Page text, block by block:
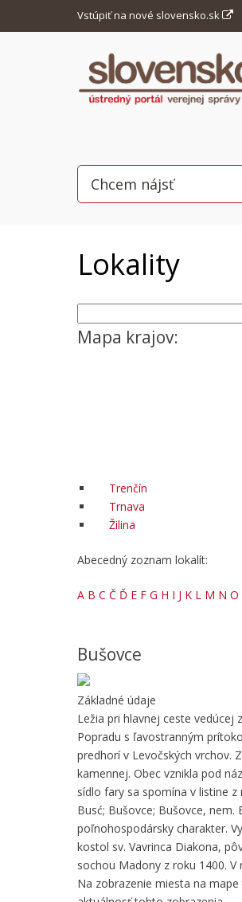
Vstúpiť na nové slovensko.sk
Lokality
Mapa krajov:
Trenčín
Trnava
Žilina
Abecedný zoznam lokalít:
A B C Č Ď E F G H I J K L M N O
Bušovce
Základné údaje
Ležia pri hlavnej ceste vedúcej
Popradu s ľavostranným
predhorí v Levočských vrchov.
kamennej. Obec vznikla pod
sídlo fary sa spomína v listine
Busć; Bušovce; Bušovce,
poľnohospodársky charakter.
kostol sv. Vavrinca Diakona,
sochou Madony z roku 1400.
Na zobrazenie miesta na